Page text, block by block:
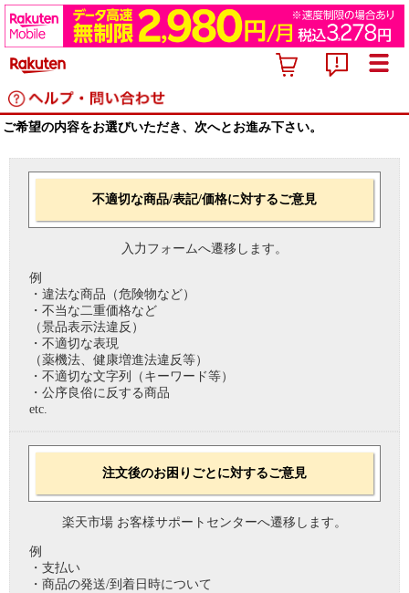
ご希望の内容をお選びいただき、次へとお進み下さい。
不適切な商品/表記/価格に対するご意見
入力フォームへ遷移します。
例
・違法な商品（危険物など）
・不当な二重価格など
（景品表示法違反）
・不適切な表現
（薬機法、健康増進法違反等）
・不適切な文字列（キーワード等）
・公序良俗に反する商品
etc.
注文後のお困りごとに対するご意見
楽天市場 お客様サポートセンターへ遷移します。
例
・支払い
・商品の発送/到着日時について